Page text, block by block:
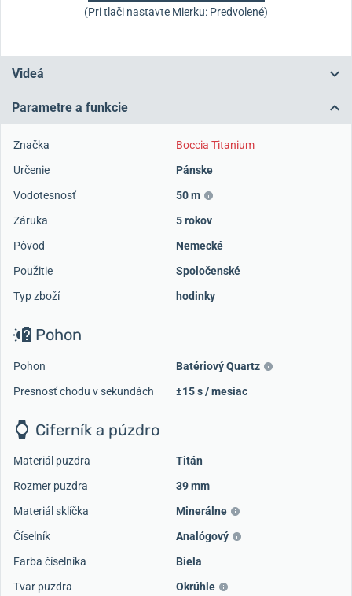
(Pri tlači nastavte Mierku: Predvolené)
Videá
Parametre a funkcie
Značka
Boccia Titanium
Určenie
Pánske
Vodotesnosť
50 m
Záruka
5 rokov
Pôvod
Nemecké
Použitie
Spoločenské
Typ zboží
hodinky
Pohon
Pohon
Batériový Quartz
Presnosť chodu v sekundách
±15 s / mesiac
Ciferník a púzdro
Materiál puzdra
Titán
Rozmer puzdra
39 mm
Materiál sklíčka
Minerálne
Číselník
Analógový
Farba číselníka
Biela
Tvar puzdra
Okrúhle